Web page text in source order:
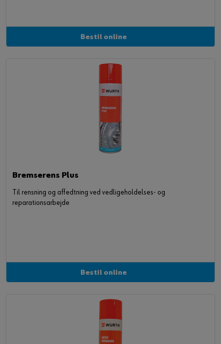
Bestil online
Bremserens Plus
Til rensning og affedtning ved vedligeholdelses- og
reparationsarbejde
Bestil online